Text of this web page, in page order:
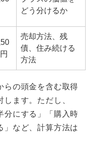
どう分けるか
売却方法、残
債、住み続ける
方法
らの頭金を含む取得
ます。ただし、
分にする」「購入時
」など、計算方法は